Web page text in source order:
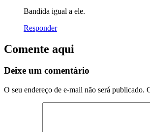
Bandida igual a ele.
Responder
Comente aqui
Deixe um comentário
O seu endereço de e-mail não será publicado.